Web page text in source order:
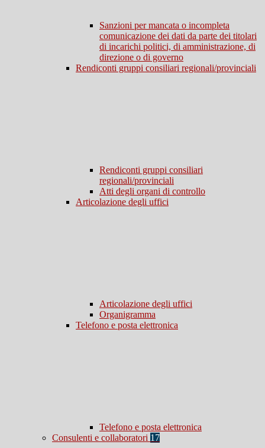
Sanzioni per mancata o incompleta
comunicazione dei dati da parte dei titolari
di incarichi politici, di amministrazione, di
direzione o di governo
Rendiconti gruppi consiliari regionali/provinciali
Rendiconti gruppi consiliari
regionali/provinciali
Atti degli organi di controllo
Articolazione degli uffici
Articolazione degli uffici
Organigramma
Telefono e posta elettronica
Telefono e posta elettronica
Consulenti e collaboratori 17